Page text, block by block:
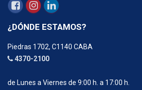
¿DÓNDE ESTAMOS?
Piedras 1702, C1140 CABA
4370-2100
de Lunes a Viernes de 9:00 h. a 17:00 h.